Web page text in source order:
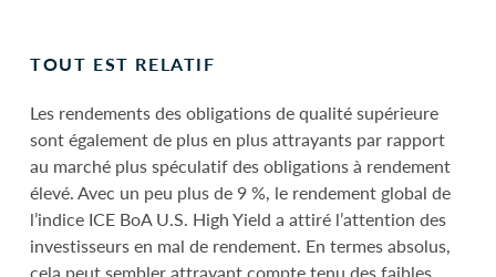
TOUT EST RELATIF
Les rendements des obligations de qualité supérieure
sont également de plus en plus attrayants par rapport
au marché plus spéculatif des obligations à rendement
élevé. Avec un peu plus de 9 %, le rendement global de
l’indice ICE BoA U.S. High Yield a attiré l’attention des
investisseurs en mal de rendement. En termes absolus,
cela peut sembler attrayant compte tenu des faibles